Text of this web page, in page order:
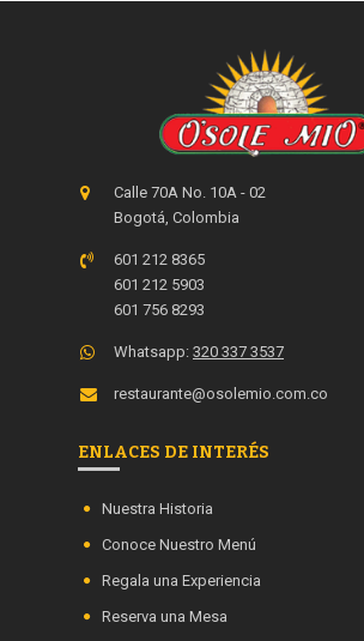
Calle 70A No. 10A - 02
Bogotá, Colombia
601 212 8365
601 212 5903
601 756 8293
Whatsapp: 320 337 3537
restaurante@osolemio.com.co
ENLACES DE INTERÉS
Nuestra Historia
Conoce Nuestro Menú
Regala una Experiencia
Reserva una Mesa